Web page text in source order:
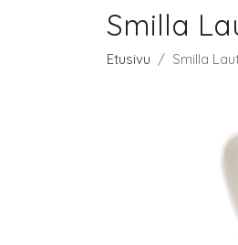
Smilla
Etusivu Smilla